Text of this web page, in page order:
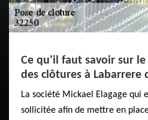
Ce qu'il faut savoir sur
des clôtures à Labarrere
La société Mickael Elagage qui
sollicitée afin de mettre en